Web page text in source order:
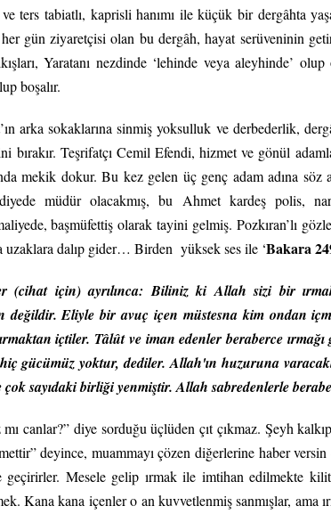
ters tabiatlı, kaprisli hanımı ile küçük bir dergâhta
gün ziyaretçisi olan bu dergâh, hayat serüveninin
Yaratanı nezdinde ‘lehinde veya aleyhinde’ olup
boşalır.
arka sokaklarına sinmiş yoksulluk ve derbederlik,
bırakır. Teşrifatçı Cemil Efendi, hizmet ve gönül
mekik dokur. Bu kez gelen üç genç adam adına söz
müdür olacakmış, bu Ahmet kardeş polis,
başmüfettiş olarak tayini gelmiş. Pozkıran’lı
uzaklara dalıp gider… Birden yüksek ses ile ‘Bakara
(cihat için) ayrılınca: Biliniz ki Allah sizi bir
değildir. Eliyle bir avuç içen müstesna kim ondan
içtiler. Tâlût ve iman edenler beraberce
gücümüz yoktur, dediler. Allah'ın huzuruna
sayıdaki birliği yenmiştir. Allah sabredenlerle
canlar?” diye sorduğu üçlüden çıt çıkmaz. Şeyh
deyince, muammayı çözen diğerlerine haber
geçirirler. Mesele gelip ırmak ile imtihan edilmekte
Kana kana içenler o an kuvvetlenmiş sanmışlar, ama